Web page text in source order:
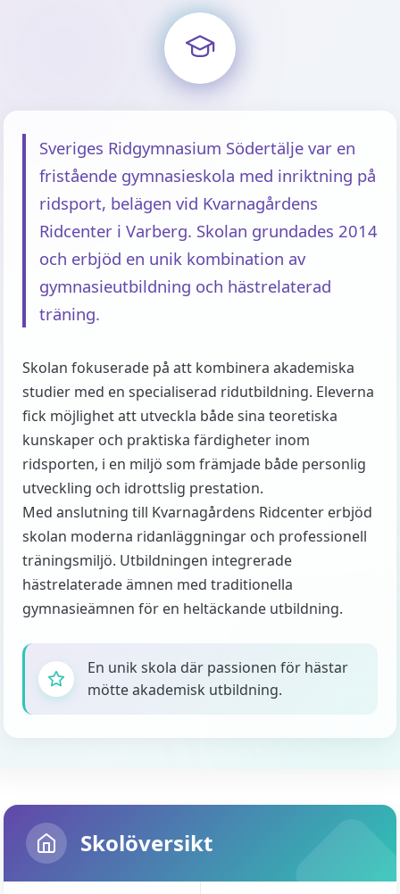
Sveriges Ridgymnasium Södertälje var en
fristående gymnasieskola med inriktning på
ridsport, belägen vid Kvarnagårdens
Ridcenter i Varberg. Skolan grundades 2014
och erbjöd en unik kombination av
gymnasieutbildning och hästrelaterad
träning.
Skolan fokuserade på att kombinera akademiska
studier med en specialiserad ridutbildning. Eleverna
fick möjlighet att utveckla både sina teoretiska
kunskaper och praktiska färdigheter inom
ridsporten, i en miljö som främjade både personlig
utveckling och idrottslig prestation.
Med anslutning till Kvarnagårdens Ridcenter erbjöd
skolan moderna ridanläggningar och professionell
träningsmiljö. Utbildningen integrerade
hästrelaterade ämnen med traditionella
gymnasieämnen för en heltäckande utbildning.
En unik skola där passionen för hästar
mötte akademisk utbildning.
Skolöversikt